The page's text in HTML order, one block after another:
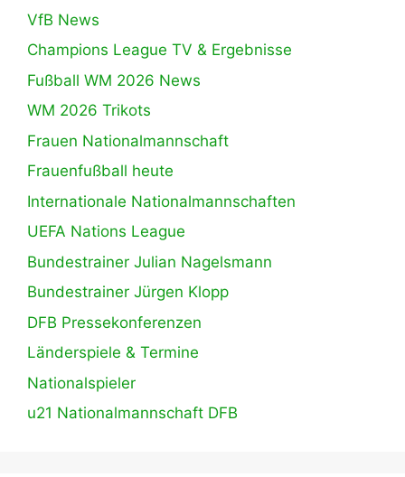
VfB News
Champions League TV & Ergebnisse
Fußball WM 2026 News
WM 2026 Trikots
Frauen Nationalmannschaft
Frauenfußball heute
Internationale Nationalmannschaften
UEFA Nations League
Bundestrainer Julian Nagelsmann
Bundestrainer Jürgen Klopp
DFB Pressekonferenzen
Länderspiele & Termine
Nationalspieler
u21 Nationalmannschaft DFB